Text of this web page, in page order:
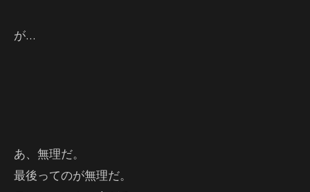
が…
あ、無理だ。
最後ってのが無理だ。